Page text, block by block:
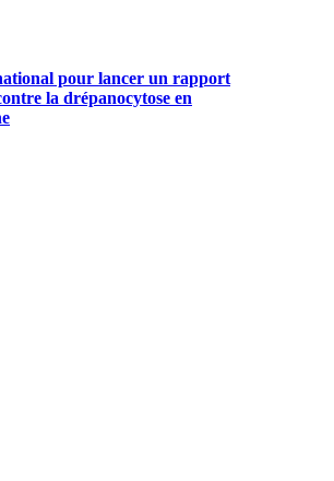
pour lancer un rapport
la drépanocytose en